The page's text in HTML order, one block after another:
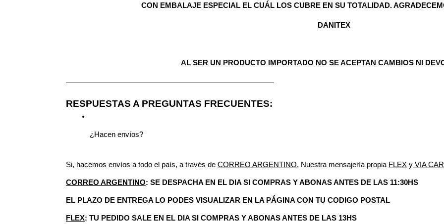
CON EMBALAJE ESPECIAL EL CUÁL LOS CUBRE EN SU TOTALIDAD.
DANITEX
AL SER UN PRODUCTO IMPORTADO NO SE ACEPTAN CAMBIOS NI
————————————————————————————
RESPUESTAS A PREGUNTAS FRECUENTES:
¿Hacen envíos?
Si, hacemos envíos a todo el país, a través de CORREO ARGENTINO, Nuestra mensajería propia FLEX y VIA
CORREO ARGENTINO: SE DESPACHA EN EL DIA SI COMPRAS Y ABONAS ANTES DE LAS 11:30HS
EL PLAZO DE ENTREGA LO PODES VISUALIZAR EN LA PÁGINA CON TU CODIGO POSTAL
FLEX: TU PEDIDO SALE EN EL DIA SI COMPRAS Y ABONAS ANTES DE LAS 13HS